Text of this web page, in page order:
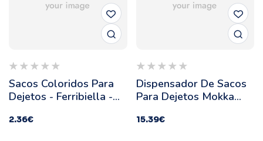
Sacos Coloridos Para
Dejetos - Ferribiella -
2.36€
Dispensador De Sacos
Para Dejetos Mokka
15.39€